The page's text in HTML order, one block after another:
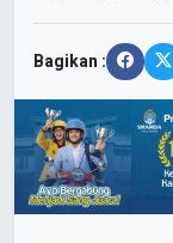
Bagikan :